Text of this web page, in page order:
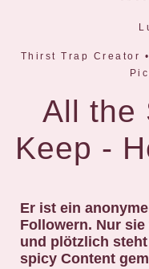
Thirst Trap Creator
All the
Keep -
Er ist ein
Followern. Nur
und plötzlich
spicy Content